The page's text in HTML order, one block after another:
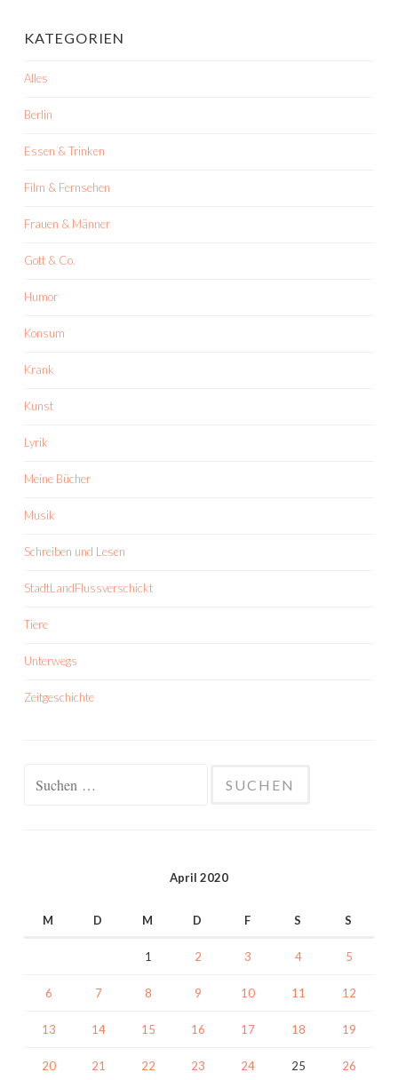
KATEGORIEN
Alles
Berlin
Essen & Trinken
Film & Fernsehen
Frauen & Männer
Gott & Co.
Humor
Konsum
Krank
Kunst
Lyrik
Meine Bücher
Musik
Schreiben und Lesen
StadtLandFlussverschickt
Tiere
Unterwegs
Zeitgeschichte
April 2020
M D M D F S S
1 2 3 4 5
6 7 8 9 10 11 12
13 14 15 16 17 18 19
20 21 22 23 24 25 26